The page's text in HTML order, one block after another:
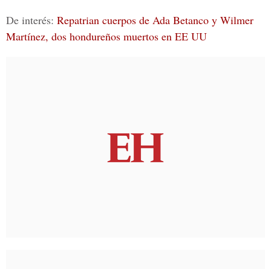
De interés: Repatrian cuerpos de Ada Betanco y Wilmer
Martínez, dos hondureños muertos en EE UU